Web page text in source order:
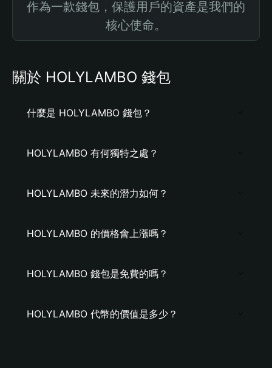
作為一款錢包，保護用戶的資產是我們的
核心使命。
關於 HOLYLAMBO 錢包
什麼是 HOLYLAMBO 錢包？
HOLYLAMBO 有何獨特之處？
HOLYLAMBO 未來的潛力如何？
HOLYLAMBO 的價格會上漲嗎？
HOLYLAMBO 錢包是免費的嗎？
HOLYLAMBO 代幣的價值是多少？